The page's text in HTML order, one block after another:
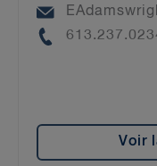
Email
Phone
Voir